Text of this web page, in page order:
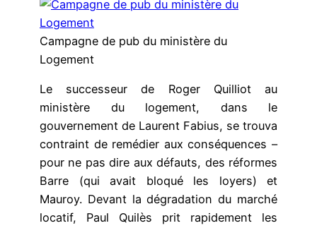
Campagne de pub du ministère du
Logement
Le successeur de Roger Quilliot au
ministère du logement, dans le
gouvernement de Laurent Fabius, se trouva
contraint de remédier aux conséquences –
pour ne pas dire aux défauts, des réformes
Barre (qui avait bloqué les loyers) et
Mauroy. Devant la dégradation du marché
locatif, Paul Quilès prit rapidement les